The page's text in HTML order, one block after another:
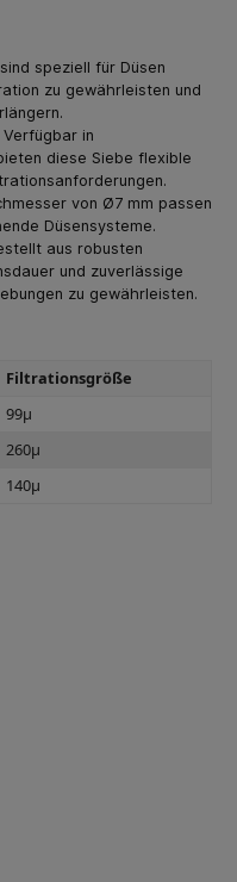
speziell für Düsen
zu gewährleisten und
Verfügbar in
diese Siebe flexible
von Ø7 mm passen
Düsensysteme.
aus robusten
und zuverlässige
zu gewährleisten.
Filtrationsgröße
99µ
260µ
140µ